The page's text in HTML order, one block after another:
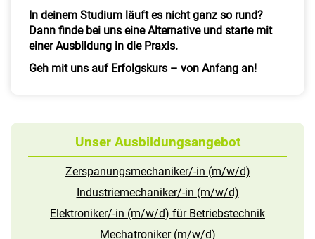
In deinem Studium läuft es nicht ganz so rund?
Dann finde bei uns eine Alternative und starte mit
einer Ausbildung in die Praxis.
Geh mit uns auf Erfolgskurs – von Anfang an!
Unser Ausbildungsangebot
Zerspanungsmechaniker/-in (m/w/d)
Industriemechaniker/-in (m/w/d)
Elektroniker/-in (m/w/d) für Betriebstechnik
Mechatroniker (m/w/d)